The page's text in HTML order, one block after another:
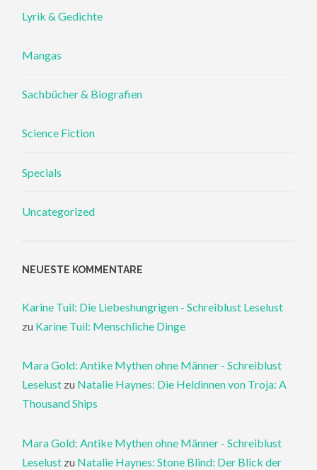
Lyrik & Gedichte
Mangas
Sachbücher & Biografien
Science Fiction
Specials
Uncategorized
NEUESTE KOMMENTARE
Karine Tuil: Die Liebeshungrigen - Schreiblust Leselust
zu Karine Tuil: Menschliche Dinge
Mara Gold: Antike Mythen ohne Männer - Schreiblust
Leselust zu Natalie Haynes: Die Heldinnen von Troja: A
Thousand Ships
Mara Gold: Antike Mythen ohne Männer - Schreiblust
Leselust zu Natalie Haynes: Stone Blind: Der Blick der